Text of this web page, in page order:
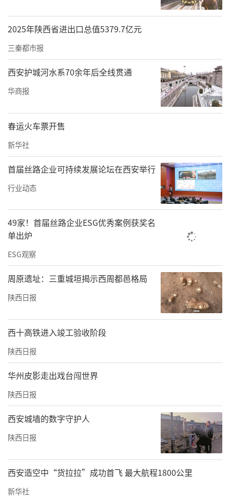
2025年陕西省进出口总值5379.7亿元
三秦都市报
西安护城河水系70余年后全线贯通
华商报
春运火车票开售
新华社
首届丝路企业可持续发展论坛在西安举行
行业动态
49家！首届丝路企业ESG优秀案例获奖名
单出炉
ESG观察
周原遗址：三重城垣揭示西周都邑格局
陕西日报
西十高铁进入竣工验收阶段
陕西日报
华州皮影走出戏台闯世界
陕西日报
西安城墙的数字守护人
陕西日报
西安造空中“货拉拉”成功首飞 最大航程1800公里
新华社